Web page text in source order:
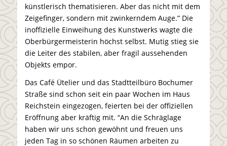
künstlerisch thematisieren. Aber das nicht mit dem
Zeigefinger, sondern mit zwinkerndem Auge.” Die
inoffizielle Einweihung des Kunstwerks wagte die
Oberbürgermeisterin höchst selbst. Mutig stieg sie
die Leiter des stabilen, aber fragil aussehenden
Objekts empor.
Das Café Ütelier und das Stadtteilbüro Bochumer
Straße sind schon seit ein paar Wochen im Haus
Reichstein eingezogen, feierten bei der offiziellen
Eröffnung aber kräftig mit. “An die Schräglage
haben wir uns schon gewöhnt und freuen uns
jeden Tag in so schönen Räumen arbeiten zu